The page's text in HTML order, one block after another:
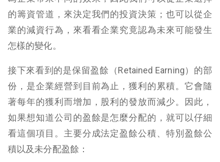
的籌資管道，來決定我們的投資決策；也可以從企
業的減資行為，來看看企業究竟認為未來可能發生
怎樣的變化。
接下來看到的是保留盈餘（Retained Earning）的部
份，是企業經營到目前為止，獲利的累積。它會隨
著每年的獲利而增加，股利的發放而減少。因此，
如果想知道公司的盈餘是怎麼分配的，就可以仔細
看這個項目。主要分成法定盈餘公積、特別盈餘公
積以及未分配盈餘：